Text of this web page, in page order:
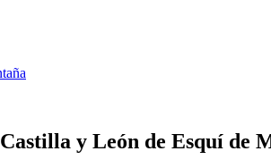
y León de Esquí de